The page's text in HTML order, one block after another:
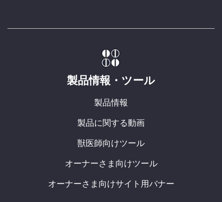
製品情報・ツール
製品情報
製品に関する動画
獣医師向けツール
オーナーさま向けツール
オーナーさま向けサイト用バナー